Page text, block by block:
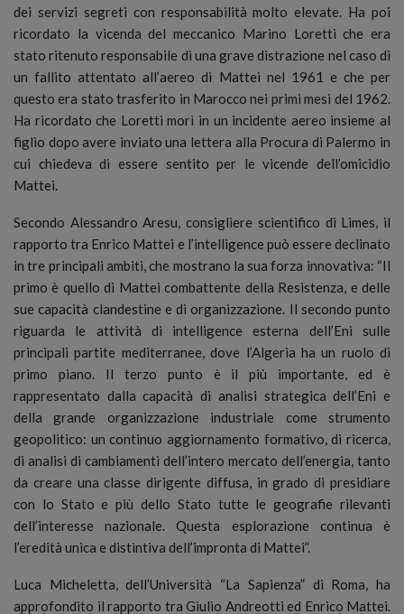
dei servizi segreti con responsabilità molto elevate. Ha poi
ricordato la vicenda del meccanico Marino Loretti che era
stato ritenuto responsabile di una grave distrazione nel caso di
un fallito attentato all’aereo di Mattei nel 1961 e che per
questo era stato trasferito in Marocco nei primi mesi del 1962.
Ha ricordato che Loretti morì in un incidente aereo insieme al
figlio dopo avere inviato una lettera alla Procura di Palermo in
cui chiedeva di essere sentito per le vicende dell’omicidio
Mattei.
Secondo Alessandro Aresu, consigliere scientifico di Limes, il
rapporto tra Enrico Mattei e l’intelligence può essere declinato
in tre principali ambiti, che mostrano la sua forza innovativa: “Il
primo è quello di Mattei combattente della Resistenza, e delle
sue capacità clandestine e di organizzazione. Il secondo punto
riguarda le attività di intelligence esterna dell’Eni sulle
principali partite mediterranee, dove l’Algeria ha un ruolo di
primo piano. Il terzo punto è il più importante, ed è
rappresentato dalla capacità di analisi strategica dell’Eni e
della grande organizzazione industriale come strumento
geopolitico: un continuo aggiornamento formativo, di ricerca,
di analisi di cambiamenti dell’intero mercato dell’energia, tanto
da creare una classe dirigente diffusa, in grado di presidiare
con lo Stato e più dello Stato tutte le geografie rilevanti
dell’interesse nazionale. Questa esplorazione continua è
l’eredità unica e distintiva dell’impronta di Mattei”.
Luca Micheletta, dell’Università “La Sapienza” di Roma, ha
approfondito il rapporto tra Giulio Andreotti ed Enrico Mattei.